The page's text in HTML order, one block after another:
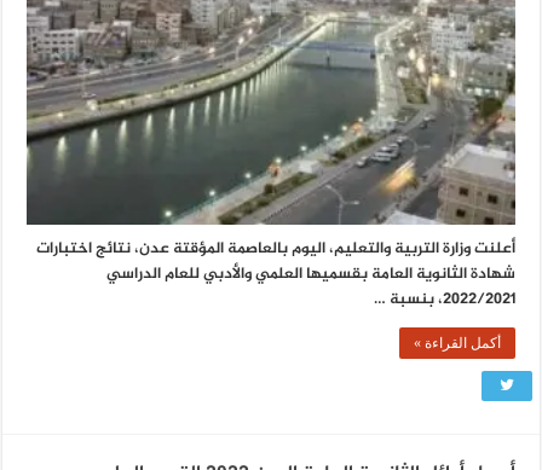
أعلنت وزارة التربية والتعليم، اليوم بالعاصمة المؤقتة عدن، نتائج اختبارات
شهادة الثانوية العامة بقسميها العلمي والأدبي للعام الدراسي
2022/2021، بنسبة …
أكمل القراءة »